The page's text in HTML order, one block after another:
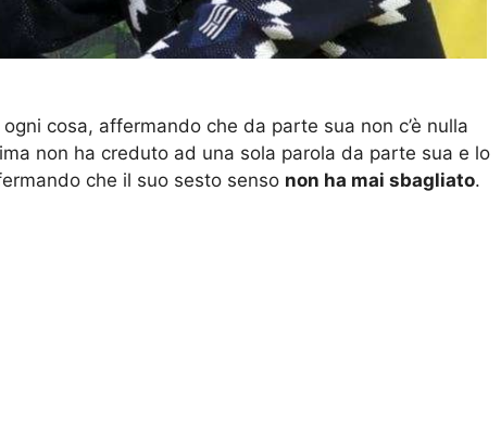
cosa, affermando che da parte sua non c’è nulla
non ha creduto ad una sola parola da parte sua e lo
che il suo sesto senso non ha mai sbagliato.